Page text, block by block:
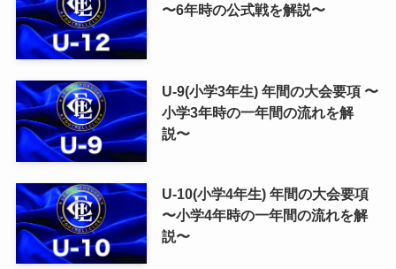
〜6年時の公式戦を解説〜
U-9(小学3年生) 年間の大会要項 〜
小学3年時の一年間の流れを解
説〜
U-10(小学4年生) 年間の大会要項
〜小学4年時の一年間の流れを解
説〜